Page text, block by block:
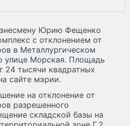
Юрию Фещенко
с отклонением от
в Металлургическом
улице Морская. Площадь
24 тысячи квадратных
сайте мэрии.
на отклонение от
разрешенного
складской базы на